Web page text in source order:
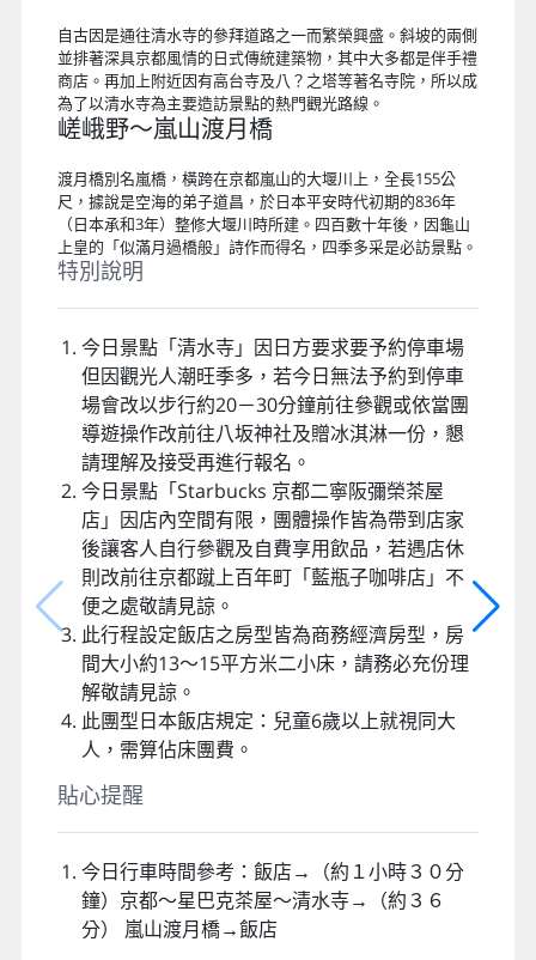
自古因是通往清水寺的參拜道路之一而繁榮興盛。斜坡的兩側
並排著深具京都風情的日式傳統建築物，其中大多都是伴手禮
商店。再加上附近因有高台寺及八？之塔等著名寺院，所以成
為了以清水寺為主要造訪景點的熱門觀光路線。
嵯峨野～嵐山渡月橋
渡月橋別名嵐橋，橫跨在京都嵐山的大堰川上，全長155公
尺，據說是空海的弟子道昌，於日本平安時代初期的836年
（日本承和3年）整修大堰川時所建。四百數十年後，因龜山
上皇的「似滿月過橋般」詩作而得名，四季多采是必訪景點。
特別說明
今日景點「清水寺」因日方要求要予約停車場
但因觀光人潮旺季多，若今日無法予約到停車
場會改以步行約20－30分鐘前往參觀或依當團
導遊操作改前往八坂神社及贈冰淇淋一份，懇
請理解及接受再進行報名。
今日景點「Starbucks 京都二寧阪彌榮茶屋
店」因店內空間有限，團體操作皆為帶到店家
後讓客人自行參觀及自費享用飲品，若遇店休
則改前往京都蹴上百年町「藍瓶子咖啡店」不
便之處敬請見諒。
此行程設定飯店之房型皆為商務經濟房型，房
間大小約13～15平方米二小床，請務必充份理
解敬請見諒。
此團型日本飯店規定：兒童6歲以上就視同大
人，需算佔床團費。
貼心提醒
今日行車時間參考：飯店→（約１小時３０分
鐘）京都～星巴克茶屋～清水寺→（約３６
分） 嵐山渡月橋→飯店